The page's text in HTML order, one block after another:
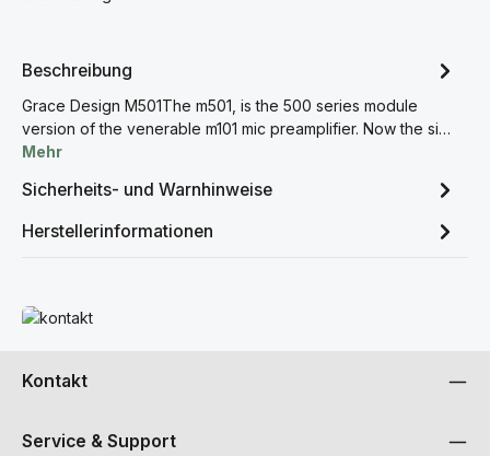
Beschreibung
Grace Design M501The m501, is the 500 series module
version of the venerable m101 mic preamplifier. Now the si…
Mehr
Sicherheits- und Warnhinweise
Herstellerinformationen
Mehr erfahren
Kontakt
Service & Support